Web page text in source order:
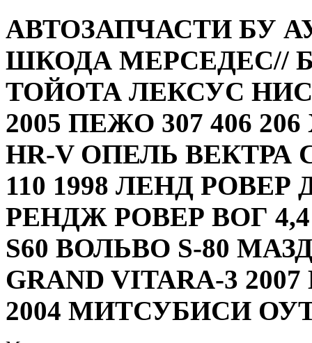
АВТОЗАПЧАСТИ БУ
ШКОДА МЕРСЕДЕС//
ТОЙОТА ЛЕКСУС
2005 ПЕЖО 307 406
HR-V ОПЕЛЬ
110 1998 ЛЕНД РОВЕР
РЕНДЖ РОВЕР ВОГ
S60 ВОЛЬВО S-80
GRAND VITARA-3
2004 МИТСУБИСИ